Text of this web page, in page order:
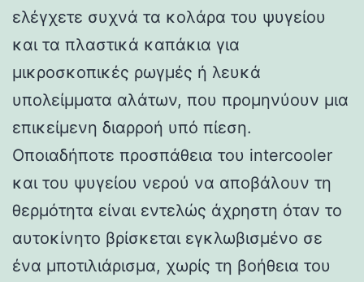
ελέγχετε συχνά τα κολάρα του ψυγείου
και τα πλαστικά καπάκια για
μικροσκοπικές ρωγμές ή λευκά
υπολείμματα αλάτων, που προμηνύουν μια
επικείμενη διαρροή υπό πίεση.
Οποιαδήποτε προσπάθεια του intercooler
και του ψυγείου νερού να αποβάλουν τη
θερμότητα είναι εντελώς άχρηστη όταν το
αυτοκίνητο βρίσκεται εγκλωβισμένο σε
ένα μποτιλιάρισμα, χωρίς τη βοήθεια του